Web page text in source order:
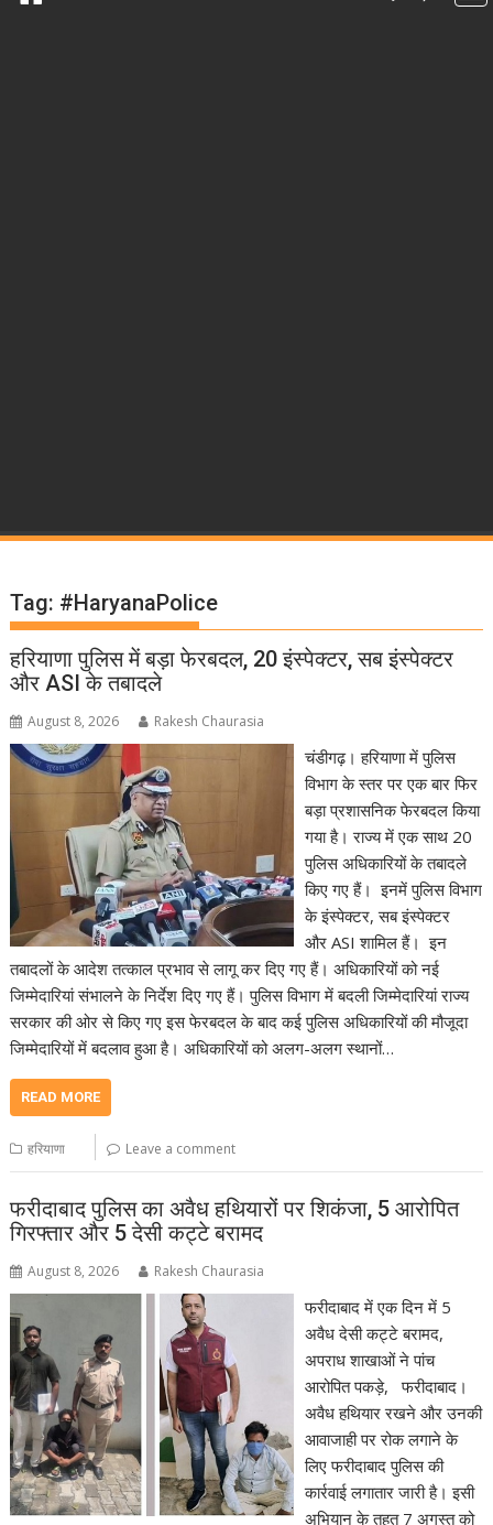
Tag: #HaryanaPolice
हरियाणा पुलिस में बड़ा फेरबदल, 20 इंस्पेक्टर, सब इंस्पेक्टर
और ASI के तबादले
August 8, 2026 Rakesh Chaurasia
चंडीगढ़। हरियाणा में पुलिस
विभाग के स्तर पर एक बार फिर
बड़ा प्रशासनिक फेरबदल किया
गया है। राज्य में एक साथ 20
पुलिस अधिकारियों के तबादले
किए गए हैं। इनमें पुलिस विभाग
के इंस्पेक्टर, सब इंस्पेक्टर
और ASI शामिल हैं। इन
तबादलों के आदेश तत्काल प्रभाव से लागू कर दिए गए हैं। अधिकारियों को नई
जिम्मेदारियां संभालने के निर्देश दिए गए हैं। पुलिस विभाग में बदली जिम्मेदारियां राज्य
सरकार की ओर से किए गए इस फेरबदल के बाद कई पुलिस अधिकारियों की मौजूदा
जिम्मेदारियों में बदलाव हुआ है। अधिकारियों को अलग-अलग स्थानों…
READ MORE
हरियाणा Leave a comment
फरीदाबाद पुलिस का अवैध हथियारों पर शिकंजा, 5 आरोपित
गिरफ्तार और 5 देसी कट्टे बरामद
August 8, 2026 Rakesh Chaurasia
फरीदाबाद में एक दिन में 5
अवैध देसी कट्टे बरामद,
अपराध शाखाओं ने पांच
आरोपित पकड़े, फरीदाबाद।
अवैध हथियार रखने और उनकी
आवाजाही पर रोक लगाने के
लिए फरीदाबाद पुलिस की
कार्रवाई लगातार जारी है। इसी
अभियान के तहत 7 अगस्त को